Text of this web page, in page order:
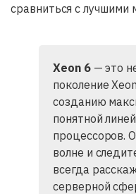
сравниться с лучшими
Xeon 6— это
поколение
созданию
понятной
процессоров.
волне и
всегда
серверной